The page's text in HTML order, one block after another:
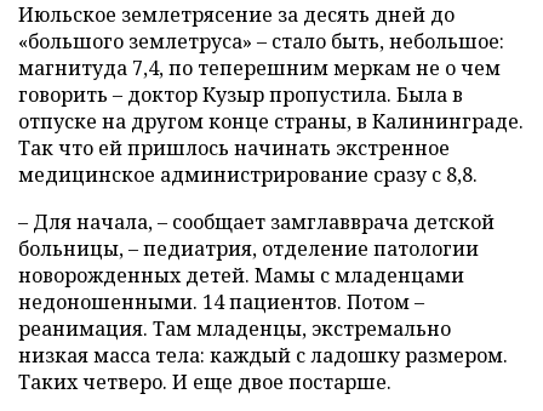
Июльское землетрясение за десять дней до
«большого землетруса» – стало быть, небольшое:
магнитуда 7,4, по теперешним меркам не о чем
говорить – доктор Кузыр пропустила. Была в
отпуске на другом конце страны, в Калининграде.
Так что ей пришлось начинать экстренное
медицинское администрирование сразу с 8,8.
– Для начала, – сообщает замглавврача детской
больницы, – педиатрия, отделение патологии
новорожденных детей. Мамы с младенцами
недоношенными. 14 пациентов. Потом –
реанимация. Там младенцы, экстремально
низкая масса тела: каждый с ладошку размером.
Таких четверо. И еще двое постарше.